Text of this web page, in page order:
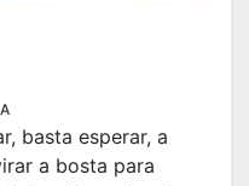
basta esperar, a
a bosta para